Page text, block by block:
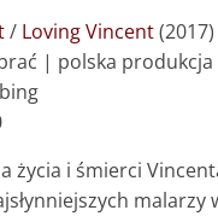
/ Loving Vincent
| polska
życia i śmierci
malarzy